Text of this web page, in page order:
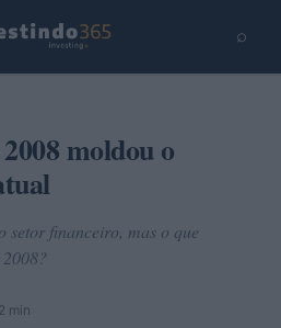
⌕
moldou o
setor financeiro, mas o que
min